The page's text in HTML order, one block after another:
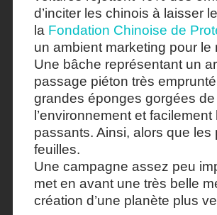
d’inciter les chinois à laisser
la Fondation Chinoise de
un ambient marketing pour le
Une bâche représentant un
passage piéton très
grandes éponges gorgées
l’environnement et
passants. Ainsi, alors que les
feuilles.
Une campagne assez peu
met en avant une très belle
création d’une planète plus